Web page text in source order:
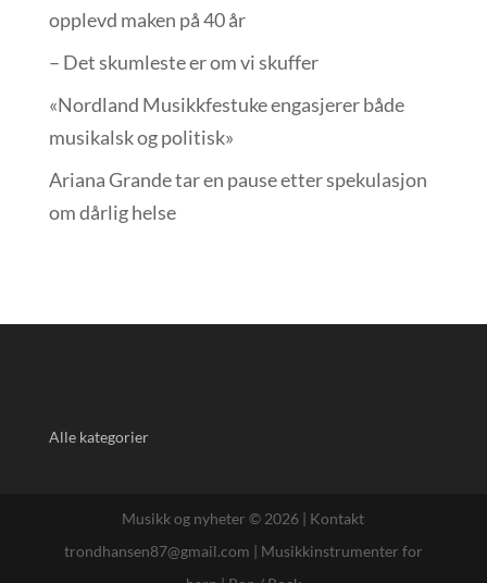
opplevd maken på 40 år
– Det skumleste er om vi skuffer
«Nordland Musikkfest­uke engasjerer både
musikalsk og politisk»
Ariana Grande tar en pause etter spekulasjon
om dårlig helse
Alle kategorier
Musikk og nyheter © 2026 | Kontakt
trondhansen87@gmail.com | Musikkinstrumenter for